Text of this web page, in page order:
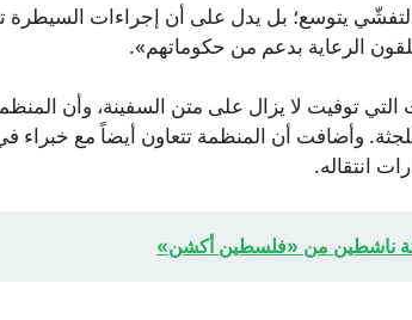
يتوسع؛ بل يدل على أن إجراءات السيطرة
الرعاية بدعم من حكوماتهم».
توفيت لا يزال على متن السفينة، وأن
وأضافت أن المنظمة تتعاون أيضاً مع خبراء
انتقاله.
ناشطين من «فلسطين أكشن»